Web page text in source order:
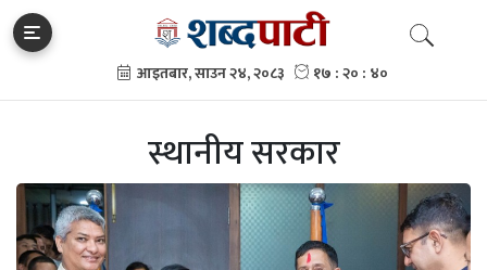
स्थानीय सरकार